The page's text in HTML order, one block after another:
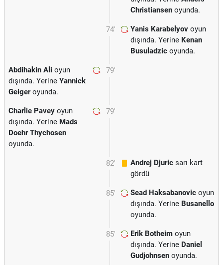
Christiansen oyunda.
74' Yanis Karabelyov oyun
dışında. Yerine Kenan
Busuladzic oyunda.
79'
Abdihakin Ali oyun
dışında. Yerine Yannick
Geigeroyunda.
79'
Charlie Pavey oyun
dışında. Yerine Mads
Doehr Thychosen
oyunda.
82' Andrej Djuric sarı kart
gördü
85' Sead Haksabanovic oyun
dışında. Yerine Busanello
oyunda.
85' Erik Botheim oyun
dışında. Yerine Daniel
Gudjohnsen oyunda.